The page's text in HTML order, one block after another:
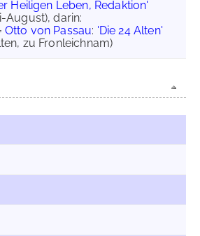
Heiligen Leben, Redaktion'
August), darin:
Otto von Passau: 'Die 24 Alten'
zu Fronleichnam)